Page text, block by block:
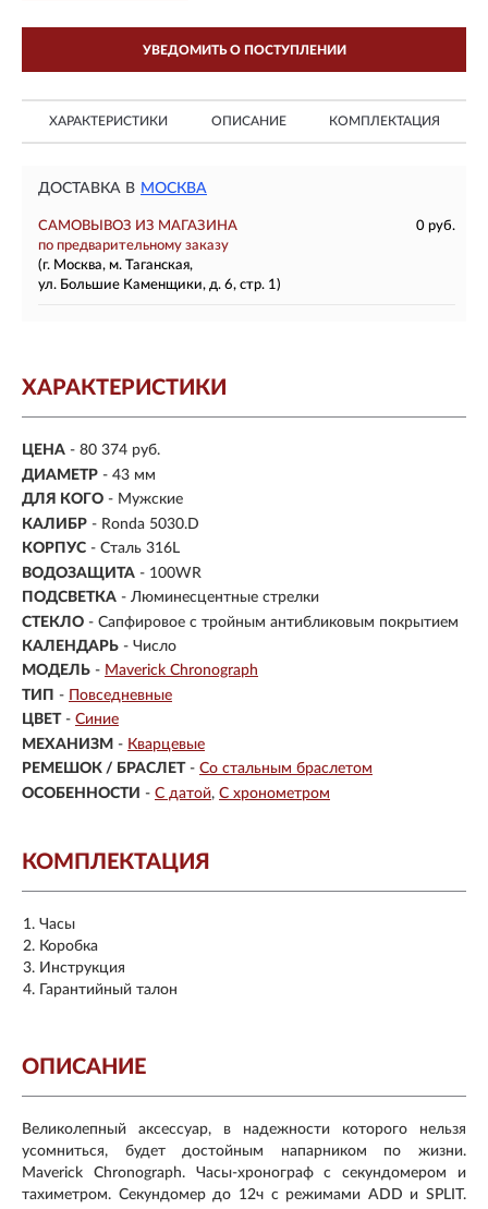
УВЕДОМИТЬ О ПОСТУПЛЕНИИ
ХАРАКТЕРИСТИКИ ОПИСАНИЕ КОМПЛЕКТАЦИЯ
ДОСТАВКА В МОСКВА
САМОВЫВОЗ ИЗ МАГАЗИНА
0 руб.
по предварительному заказу
(г. Москва, м. Таганская,
ул. Большие Каменщики, д. 6, стр. 1)
ХАРАКТЕРИСТИКИ
ЦЕНА - 80 374 руб.
ДИАМЕТР - 43 мм
ДЛЯ КОГО - Мужские
КАЛИБР - Ronda 5030.D
КОРПУС - Сталь 316L
ВОДОЗАЩИТА - 100WR
ПОДСВЕТКА - Люминесцентные стрелки
СТЕКЛО - Сапфировое с тройным антибликовым покрытием
КАЛЕНДАРЬ - Число
МОДЕЛЬ - Maverick Chronograph
ТИП - Повседневные
ЦВЕТ - Синие
МЕХАНИЗМ - Кварцевые
РЕМЕШОК / БРАСЛЕТ - Со стальным браслетом
ОСОБЕННОСТИ - С датой С хронометром
КОМПЛЕКТАЦИЯ
Часы
Коробка
Инструкция
Гарантийный талон
ОПИСАНИЕ
Великолепный аксессуар, в надежности которого нельзя
усомниться, будет достойным напарником по жизни.
Maverick Chronograph. Часы-хронограф с секундомером и
тахиметром. Секундомер до 12ч с режимами ADD и SPLIT.